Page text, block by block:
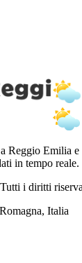
Reggio Emilia
in tempo reale.
i diritti
Italia